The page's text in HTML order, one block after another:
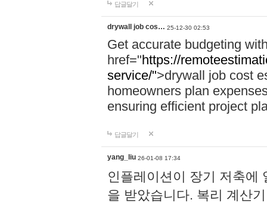
답글달기
drywall job cos… 25-12-30 02:53
Get accurate budgeting
href="https://
service/">drywall job cost
homeowners plan
ensuring efficient project
답글달기
yang_liu 26-01-08 17:34
인플레이션이 장기 저축에
을 받았습니다. 복리 계산